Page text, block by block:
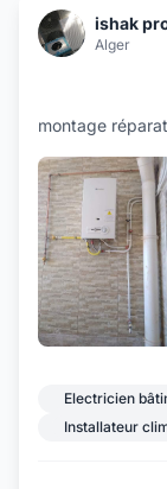
ishak
Alger
montage
Electricien
Installateur